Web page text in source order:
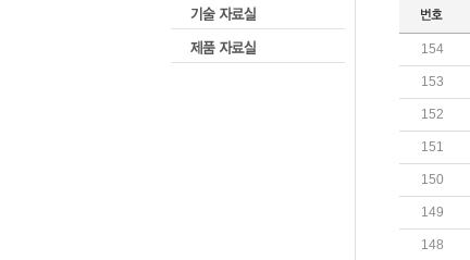
154
153
152
151
150
149
148